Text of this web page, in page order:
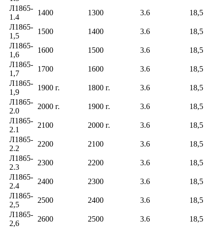
Л1865-
1.4
1400 1300 3.6
18,5
Л1865-
1,5
1500 1400 3.6
18,5
Л1865-
1,6
1600 1500 3.6
18,5
Л1865-
1,7
1700 1600 3.6
18,5
Л1865-
1,9
1900 г. 1800 г. 3.6
18,5
Л1865-
2.0
2000 г. 1900 г. 3.6
18,5
Л1865-
2.1
2100 2000 г. 3.6
18,5
Л1865-
2.2
2200 2100 3.6
18,5
Л1865-
2.3
2300 2200 3.6
18,5
Л1865-
2.4
2400 2300 3.6
18,5
Л1865-
2,5
2500 2400 3.6
18,5
Л1865-
2,6
2600 2500 3.6
18,5